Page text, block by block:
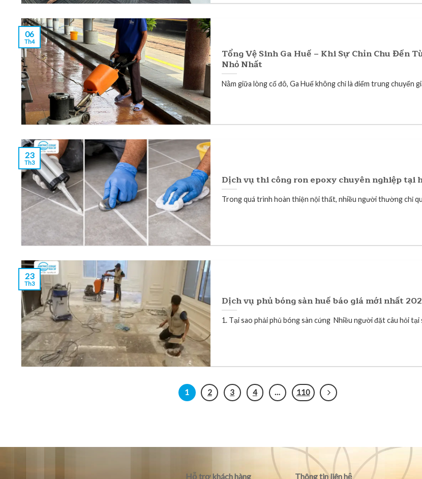
Tổng Vệ Sinh Ga Huế – Khi Sự Chỉn Chu Đến
Nhỏ Nhất
Nằm giữa lòng cố đô, Ga Huế không chỉ là điểm trung chuyển
06
Th4
Dịch vụ thi công ron epoxy chuyên nghiệp tại
Trong quá trình hoàn thiện nội thất, nhiều người thường chỉ
23
Th3
Dịch vụ phủ bóng sàn huế báo giá mới nhất
1. Tại sao phải phủ bóng sàn cứng Nhiều người đặt câu hỏi tại
23
Th3
1 2 3 4 … 110
Hỗ trợ khách hàng Thông tin liên hệ